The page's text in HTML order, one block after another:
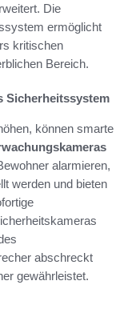
Die
ermöglicht
kritischen
Bereich.
Sicherheitssystem
können smarte
alarmieren,
werden und bieten
abschreckt
gewährleistet.